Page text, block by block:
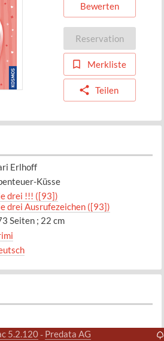
Bewerten
Reservation
Merkliste
Teilen
Erlhoff
Küsse
drei !!! ([93])
drei Ausrufezeichen ([93])
Seiten ; 22 cm
5.2.120- Predata AG